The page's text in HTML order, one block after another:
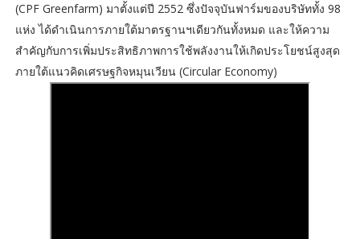
(CPF Greenfarm) มาตั้งแต่ปี 2552 ซึ่งปัจจุบันฟาร์มของบริษัททั้ง 98
แห่ง ได้ดำเนินการภายใต้มาตรฐานฯเดียวกันทั้งหมด และให้ความ
สำคัญกับการเพิ่มประสิทธิภาพการใช้พลังงานให้เกิดประโยชน์สูงสุด
ภายใต้แนวคิดเศรษฐกิจหมุนเวียน (Circular Economy)